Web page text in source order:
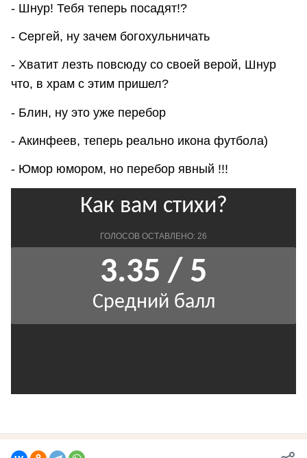
- Шнур! Тебя теперь посадят!?
- Сергей, ну зачем богохульничать
- Хватит лезть повсюду со своей верой, Шнур
что, в храм с этим пришел?
- Блин, ну это уже перебор
- Акинфеев, теперь реально икона футбола)
- Юмор юмором, но перебор явный !!!